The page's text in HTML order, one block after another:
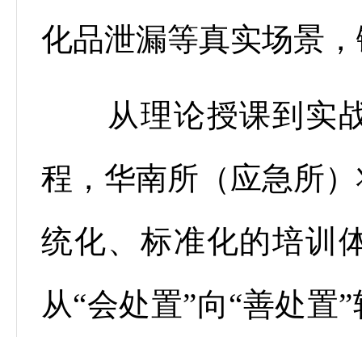
化品泄漏等真实场景
从理论授课到实战
程，华南所（应急所
统化、标准化的培训
从“会处置”向“善处置